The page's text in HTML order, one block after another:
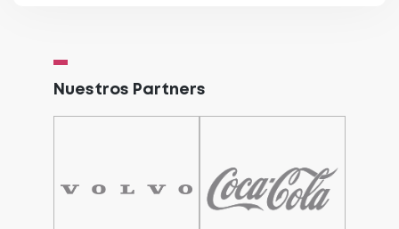
Nuestros Partners